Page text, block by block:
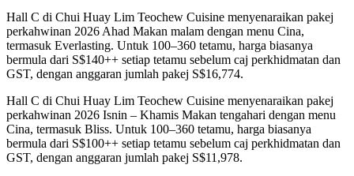
Hall C di Chui Huay Lim Teochew Cuisine menyenaraikan pakej
perkahwinan 2026 Ahad Makan malam dengan menu Cina,
termasuk Everlasting. Untuk 100–360 tetamu, harga biasanya
bermula dari S$140++ setiap tetamu sebelum caj perkhidmatan dan
GST, dengan anggaran jumlah pakej S$16,774.
Hall C di Chui Huay Lim Teochew Cuisine menyenaraikan pakej
perkahwinan 2026 Isnin – Khamis Makan tengahari dengan menu
Cina, termasuk Bliss. Untuk 100–360 tetamu, harga biasanya
bermula dari S$100++ setiap tetamu sebelum caj perkhidmatan dan
GST, dengan anggaran jumlah pakej S$11,978.